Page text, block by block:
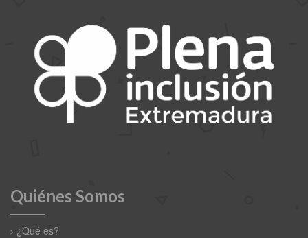
Quiénes Somos
¿Qué es?